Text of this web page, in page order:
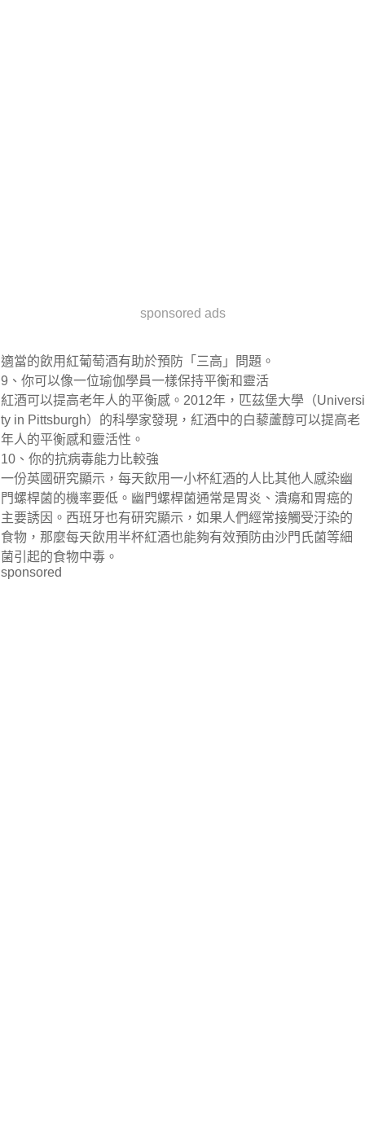
sponsored ads
適當的飲用紅葡萄酒有助於預防「三高」問題。
9、你可以像一位瑜伽學員一樣保持平衡和靈活
紅酒可以提高老年人的平衡感。2012年，匹茲堡大學（Universi
ty in Pittsburgh）的科學家發現，紅酒中的白藜蘆醇可以提高老
年人的平衡感和靈活性。
10、你的抗病毒能力比較強
一份英國研究顯示，每天飲用一小杯紅酒的人比其他人感染幽
門螺桿菌的機率要低。幽門螺桿菌通常是胃炎、潰瘍和胃癌的
主要誘因。西班牙也有研究顯示，如果人們經常接觸受汙染的
食物，那麼每天飲用半杯紅酒也能夠有效預防由沙門氏菌等細
菌引起的食物中毒。
sponsored